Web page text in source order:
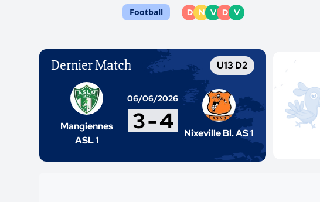
Football D N V D V
Dernier Match U13 D2
Mangiennes
ASL 1
06/06/2026
3-4 Nixeville Bl. AS 1